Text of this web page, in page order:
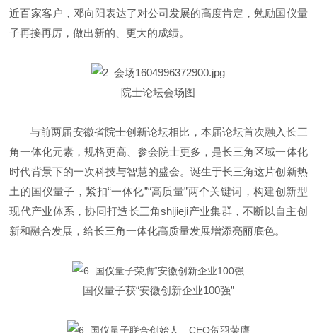
近百家客户，邓向阳表达了对公司发展的高度肯定，勉励国仪量
子再接再厉，做出新的、更大的成绩。
院士论坛会场图
与前两届安徽省院士创新论坛相比，本届论坛首次融入长三
角一体化元素，规格更高、参会院士更多，是长三角区域一体化
时代背景下的一次科技与智慧的盛会。诞生于长三角这片创新热
土的国仪量子，紧扣“一体化”“高质量”两个关键词，构建创新型
现代产业体系，协同打造长三角shijieji产业集群，不断以自主创
新和融合发展，给长三角一体化高质量发展增添亮丽底色。
国仪量子获“安徽创新企业100强”